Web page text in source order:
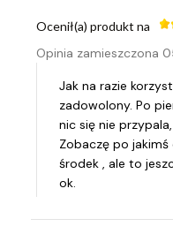
Ocenił(a) produkt na
Opinia zamieszczona
Jak na razie
zadowolony. Po
nic się nie
Zobaczę po
środek , ale to
ok.